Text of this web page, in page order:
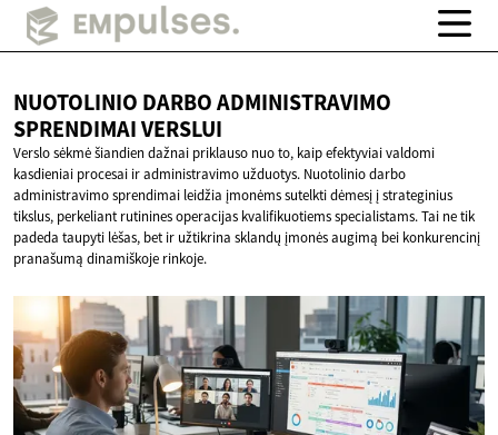
NUOTOLINIO DARBO ADMINISTRAVIMO
SPRENDIMAI VERSLUI
Verslo sėkmė šiandien dažnai priklauso nuo to, kaip efektyviai valdomi
kasdieniai procesai ir administravimo užduotys. Nuotolinio darbo
administravimo sprendimai leidžia įmonėms sutelkti dėmesį į strateginius
tikslus, perkeliant rutinines operacijas kvalifikuotiems specialistams. Tai ne tik
padeda taupyti lėšas, bet ir užtikrina sklandų įmonės augimą bei konkurencinį
pranašumą dinamiškoje rinkoje.